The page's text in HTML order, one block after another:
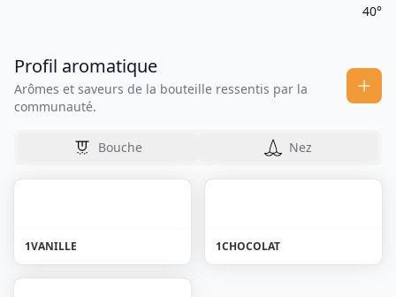
40°
Profil aromatique
Arômes et saveurs de la bouteille ressentis par la
communauté.
Bouche Nez
1VANILLE 1CHOCOLAT